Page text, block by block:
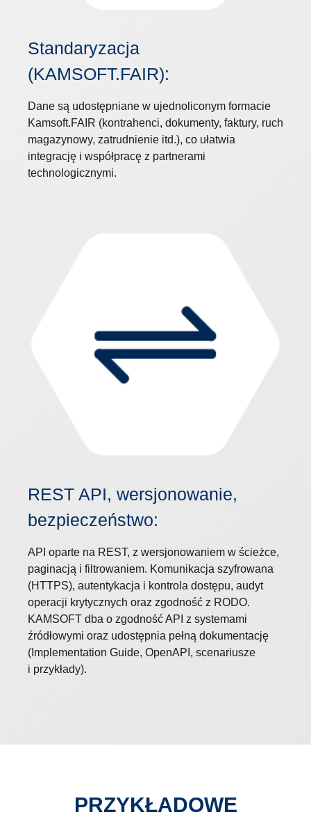
Standaryzacja
(KAMSOFT.FAIR):
Dane są udostępniane w ujednoliconym formacie
Kamsoft.FAIR (kontrahenci, dokumenty, faktury, ruch
magazynowy, zatrudnienie itd.), co ułatwia
integrację i współpracę z partnerami
technologicznymi.
REST API, wersjonowanie,
bezpieczeństwo:
API oparte na REST, z wersjonowaniem w ścieżce,
paginacją i filtrowaniem. Komunikacja szyfrowana
(HTTPS), autentykacja i kontrola dostępu, audyt
operacji krytycznych oraz zgodność z RODO.
KAMSOFT dba o zgodność API z systemami
źródłowymi oraz udostępnia pełną dokumentację
(Implementation Guide, OpenAPI, scenariusze
i przykłady).
PRZYKŁADOWE